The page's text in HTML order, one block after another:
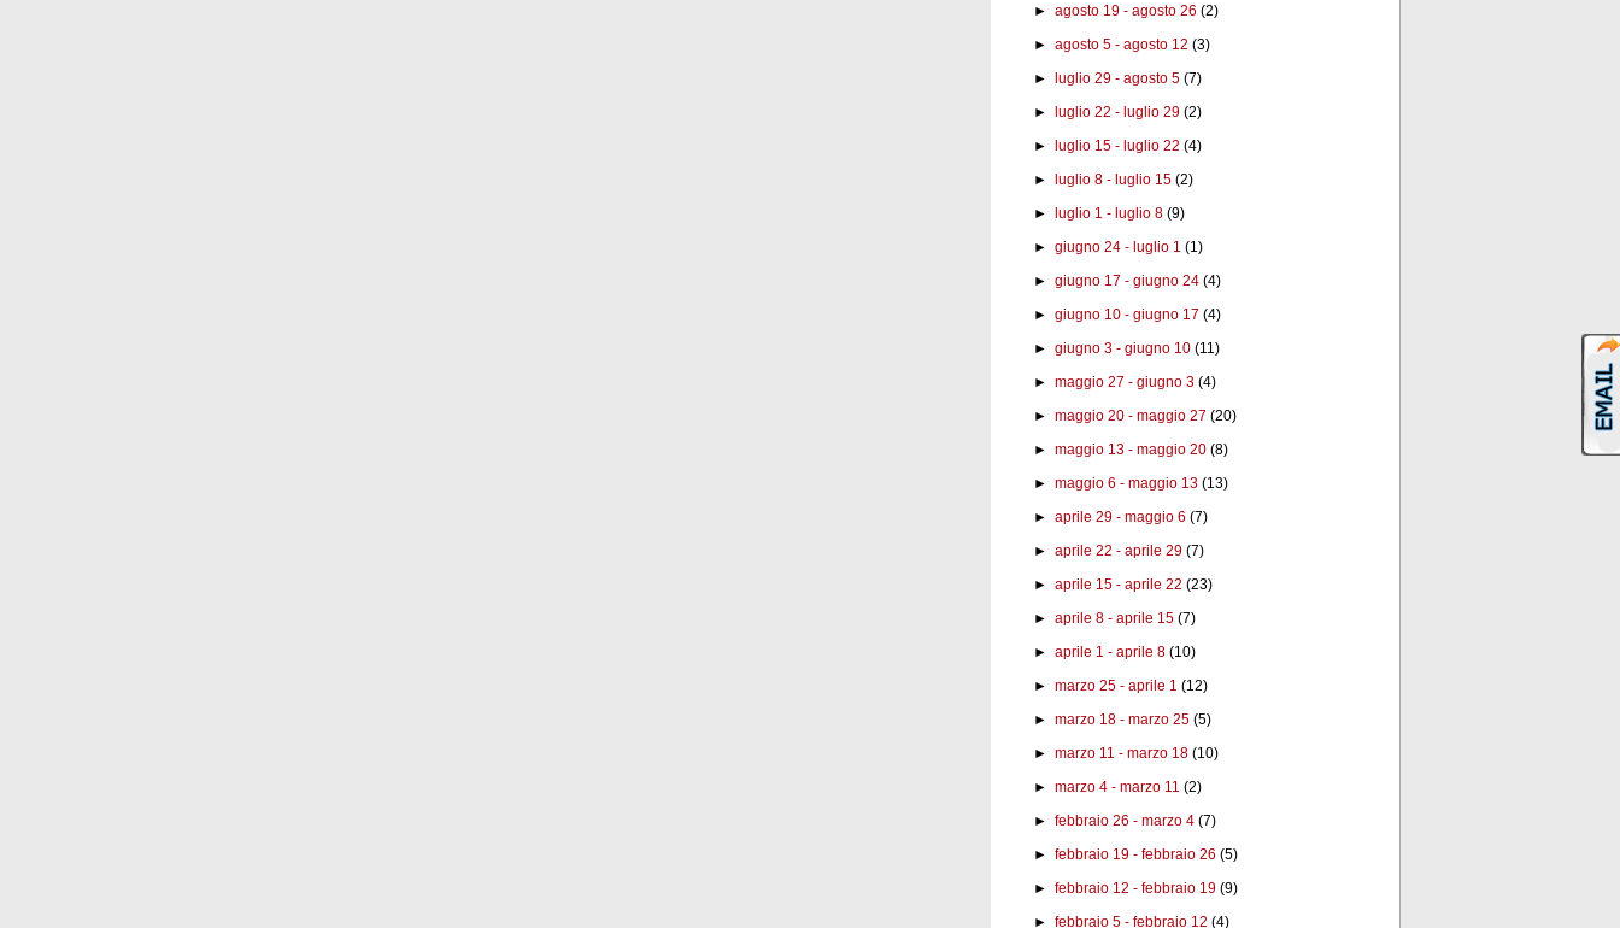
►agosto 19 - agosto 26 (2)
►agosto 5 - agosto 12 (3)
►luglio 29 - agosto 5 (7)
►luglio 22 - luglio 29 (2)
►luglio 15 - luglio 22 (4)
►luglio 8 - luglio 15 (2)
►luglio 1 - luglio 8 (9)
►giugno 24 - luglio 1 (1)
►giugno 17 - giugno 24 (4)
►giugno 10 - giugno 17 (4)
►giugno 3 - giugno 10 (11)
►maggio 27 - giugno 3 (4)
►maggio 20 - maggio 27 (20)
►maggio 13 - maggio 20 (8)
►maggio 6 - maggio 13 (13)
►aprile 29 - maggio 6 (7)
►aprile 22 - aprile 29 (7)
►aprile 15 - aprile 22 (23)
►aprile 8 - aprile 15 (7)
►aprile 1 - aprile 8 (10)
►marzo 25 - aprile 1 (12)
►marzo 18 - marzo 25 (5)
►marzo 11 - marzo 18 (10)
►marzo 4 - marzo 11 (2)
►febbraio 26 - marzo 4 (7)
►febbraio 19 - febbraio 26 (5)
►febbraio 12 - febbraio 19 (9)
►febbraio 5 - febbraio 12 (4)